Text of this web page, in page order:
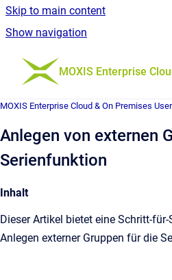
Skip to main content
Show navigation
Go to homepage
MOXIS Enterprise
MOXIS Enterprise Cloud & On Premises
Anlegen von externen
Serienfunktion
Inhalt
Dieser Artikel bietet eine Schritt-
Anlegen externer Gruppen für die